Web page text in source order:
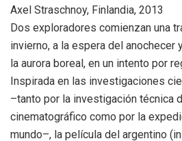
Axel Straschnoy, Finlandia, 2013
Dos exploradores comienzan una
invierno, a la espera del anochecer
la aurora boreal, en un intento por
Inspirada en las investigaciones
–tanto por la investigación técnica
cinematográfico como por la
mundo–, la película del argentino